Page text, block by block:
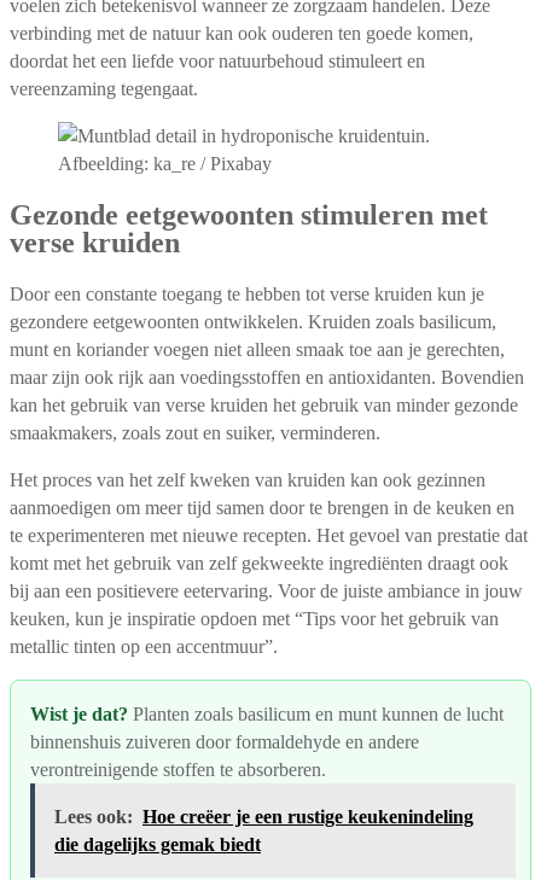
voelen zich betekenisvol wanneer ze zorgzaam handelen. Deze
verbinding met de natuur kan ook ouderen ten goede komen,
doordat het een liefde voor natuurbehoud stimuleert en
vereenzaming tegengaat.
Afbeelding: ka_re / Pixabay
Gezonde eetgewoonten stimuleren met
verse kruiden
Door een constante toegang te hebben tot verse kruiden kun je
gezondere eetgewoonten ontwikkelen. Kruiden zoals basilicum,
munt en koriander voegen niet alleen smaak toe aan je gerechten,
maar zijn ook rijk aan voedingsstoffen en antioxidanten. Bovendien
kan het gebruik van verse kruiden het gebruik van minder gezonde
smaakmakers, zoals zout en suiker, verminderen.
Het proces van het zelf kweken van kruiden kan ook gezinnen
aanmoedigen om meer tijd samen door te brengen in de keuken en
te experimenteren met nieuwe recepten. Het gevoel van prestatie dat
komt met het gebruik van zelf gekweekte ingrediënten draagt ook
bij aan een positievere eetervaring. Voor de juiste ambiance in jouw
keuken, kun je inspiratie opdoen met “Tips voor het gebruik van
metallic tinten op een accentmuur”.
Wist je dat? Planten zoals basilicum en munt kunnen de lucht
binnenshuis zuiveren door formaldehyde en andere
verontreinigende stoffen te absorberen.
Lees ook: Hoe creëer je een rustige keukenindeling
die dagelijks gemak biedt